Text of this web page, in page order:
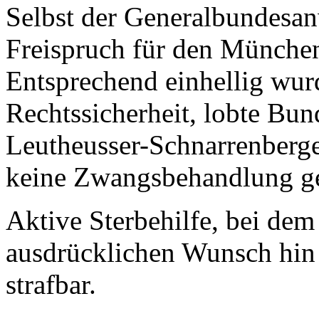
Selbst der
Freispruch für den
Entsprechend einhellig
Rechtssicherheit, lobte
Leutheusser-
keine Zwangsbehandlung
Aktive Sterbehilfe, bei
ausdrücklichen Wunsch
strafbar.